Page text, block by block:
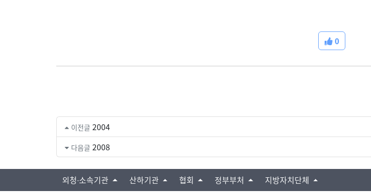
0
이전글 2004
다음글 2008
외청∙소속기관 산하기관 협회 정부부처 지방자치단체